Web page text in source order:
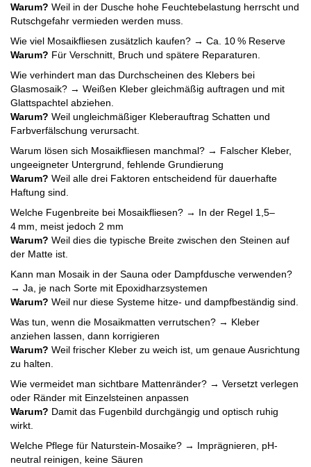
Warum? Weil in der Dusche hohe Feuchtebelastung herrscht und
Rutschgefahr vermieden werden muss.
Wie viel Mosaikfliesen zusätzlich kaufen? → Ca. 10 % Reserve
Warum? Für Verschnitt, Bruch und spätere Reparaturen.
Wie verhindert man das Durchscheinen des Klebers bei
Glasmosaik? → Weißen Kleber gleichmäßig auftragen und mit
Glattspachtel abziehen.
Warum? Weil ungleichmäßiger Kleberauftrag Schatten und
Farbverfälschung verursacht.
Warum lösen sich Mosaikfliesen manchmal? → Falscher Kleber,
ungeeigneter Untergrund, fehlende Grundierung
Warum? Weil alle drei Faktoren entscheidend für dauerhafte
Haftung sind.
Welche Fugenbreite bei Mosaikfliesen? → In der Regel 1,5–
4 mm, meist jedoch 2 mm
Warum? Weil dies die typische Breite zwischen den Steinen auf
der Matte ist.
Kann man Mosaik in der Sauna oder Dampfdusche verwenden?
→ Ja, je nach Sorte mit Epoxidharzsystemen
Warum? Weil nur diese Systeme hitze- und dampfbeständig sind.
Was tun, wenn die Mosaikmatten verrutschen? → Kleber
anziehen lassen, dann korrigieren
Warum? Weil frischer Kleber zu weich ist, um genaue Ausrichtung
zu halten.
Wie vermeidet man sichtbare Mattenränder? → Versetzt verlegen
oder Ränder mit Einzelsteinen anpassen
Warum? Damit das Fugenbild durchgängig und optisch ruhig
wirkt.
Welche Pflege für Naturstein-Mosaike? → Imprägnieren, pH-
neutral reinigen, keine Säuren